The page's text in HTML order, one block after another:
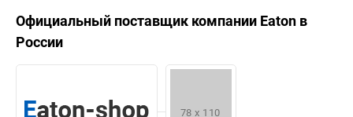
Официальный поставщик компании Eaton в
России